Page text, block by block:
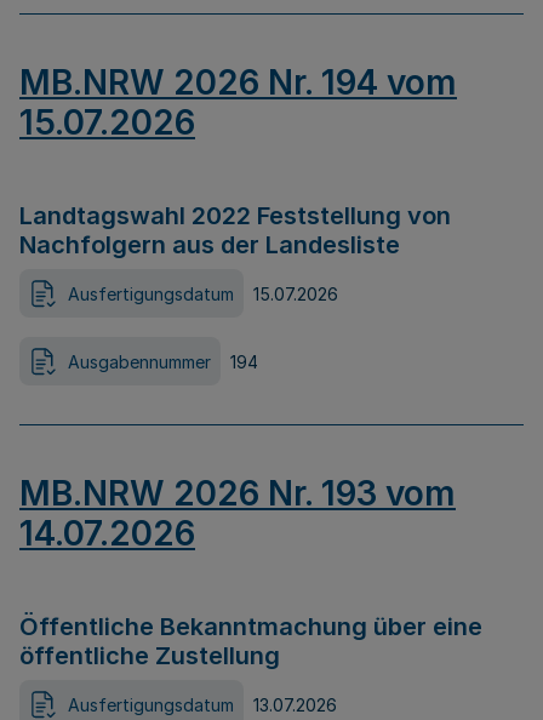
MB.NRW 2026 Nr. 194 vom
15.07.2026
Landtagswahl 2022 Feststellung von
Nachfolgern aus der Landesliste
Ausfertigungsdatum 15.07.2026
Ausgabennummer 194
MB.NRW 2026 Nr. 193 vom
14.07.2026
Öffentliche Bekanntmachung über eine
öffentliche Zustellung
Ausfertigungsdatum 13.07.2026